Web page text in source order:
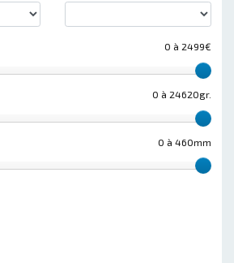
0 à 2499€
0 à 24620gr.
0 à 460mm